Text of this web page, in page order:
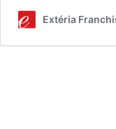
Extéria